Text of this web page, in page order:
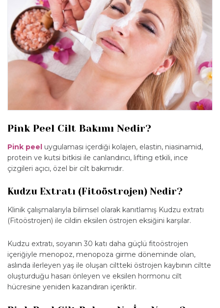
Pink Peel Cilt Bakımı Nedir?
Pink peel uygulaması içerdiği kolajen, elastin, niasinamid,
protein ve kutsi bitkisi ile canlandırıcı, lifting etkili, ince
çizgileri açıcı, özel bir cilt bakımıdır.
Kudzu Extratı (Fitoöstrojen) Nedir?
Klinik çalışmalarıyla bilimsel olarak kanıtlamış Kudzu extratı
(Fitoöstrojen) ile cildin eksilen östrojen eksiğini karşılar.
Kudzu extratı, soyanın 30 katı daha güçlü fitoöstrojen
içeriğiyle menopoz, menopoza girme döneminde olan,
aslında ilerleyen yaş ile oluşan ciltteki östrojen kaybının ciltte
oluşturduğu hasarı önleyen ve eksilen hormonu cilt
hücresine yeniden kazandıran içeriktir.